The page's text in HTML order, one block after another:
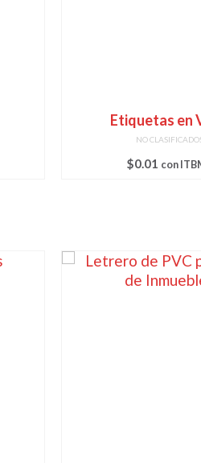
Etiquetas en
NO
$0.01 con